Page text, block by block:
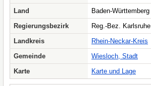
Land
Baden-Württemberg
Regierungsbezirk
Reg.-Bez. Karlsruhe
Landkreis
Rhein-Neckar-Kreis
Gemeinde
Wiesloch, Stadt
Karte
Karte und Lage